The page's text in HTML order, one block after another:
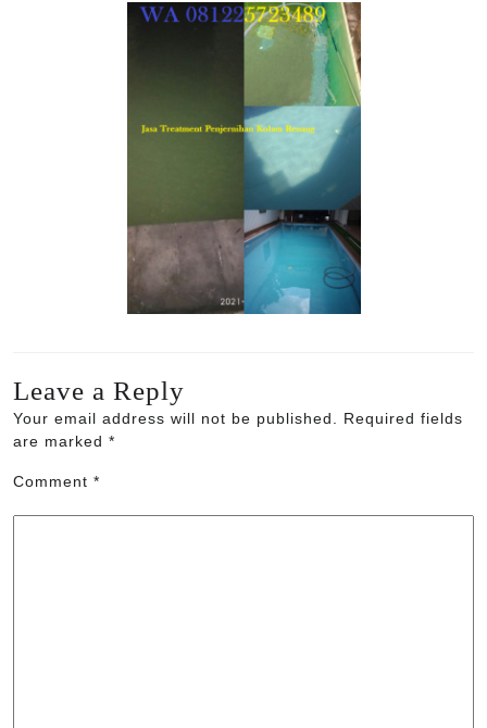
Leave a Reply
Your email address will not be published.
Required fields
are marked *
Comment *